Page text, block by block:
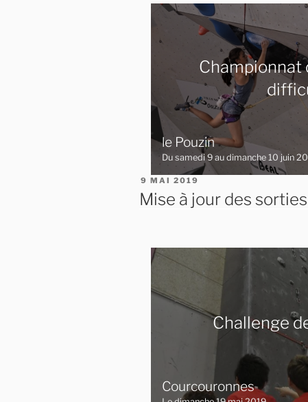
Championnat
le Pouzin
Du samedi 9 au dimanche 10 juin
PUBLIÉ
LE
9 MAI 2019
Mise à jour des
Challenge
Courcouronnes